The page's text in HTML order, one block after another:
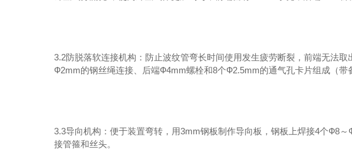
3.2防脱落软连接机构：防止波纹管弯长时间使用发生疲劳断裂，前端无法
Ф2mm的钢丝绳连接、后端Ф4mm螺栓和8个Ф2.5mm的通气孔卡片组成（带
3.3导向机构：便于装置弯转，用3mm钢板制作导向板，钢板上焊接4个Ф8
接管箍和丝头。